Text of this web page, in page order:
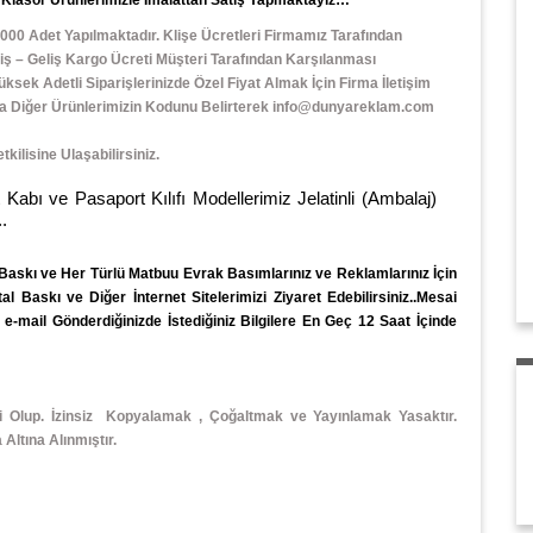
Adet Yapılmaktadır. Klişe Ücretleri Firmamız Tarafından
– Geliş Kargo Ücreti Müşteri Tarafından Karşılanması
Adetli Siparişlerinizde Özel Fiyat Almak İçin Firma İletişim
Diğer Ürünlerimizin Kodunu Belirterek info@dunyareklam.com
Ulaşabilirsiniz.
Pasaport Kılıfı Modellerimiz Jelatinli (Ambalaj)
ve Her TürlüMatbuu EvrakBasımlarınız ve Reklamlarınız İçin
Baskı ve Diğer İnternet Sitelerimizi Ziyaret Edebilirsiniz..Mesai
mail Gönderdiğinizde İstediğiniz Bilgilere En Geç 12 Saat İçinde
İzinsiz Kopyalamak , Çoğaltmak ve Yayınlamak Yasaktır.
Alınmıştır.